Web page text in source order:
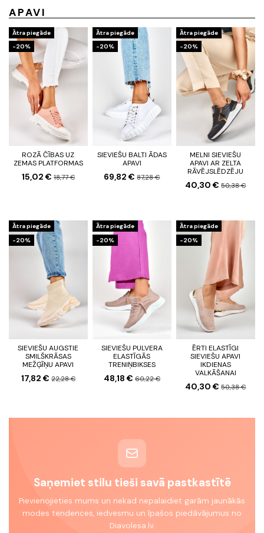
APAVI
Ātra piegāde
-20%
ROZĀ ČĪBAS UZ
ZEMAS PLATFORMAS
15,02 € 18,77 €
Ātra piegāde
-20%
SIEVIEŠU BALTI ĀDAS
APAVI
69,82 €87,28 €
Ātra piegāde
-20%
MELNI SIEVIEŠU
APAVI AR ZELTA
RĀVĒJSLĒDZĒJU
40,30 €50,38 €
Ātra piegāde
-20%
SIEVIEŠU AUGSTIE
SMILŠKRĀSAS
MEŽĢĪŅU APAVI
17,82 € 22,28 €
Ātra piegāde
-20%
SIEVIEŠU PULVERA
ELASTĪGĀS
TRENIŅBIKSES
48,18 € 60,22 €
Ātra piegāde
-20%
ĒRTI ELASTĪGI
SIEVIEŠU APAVI
IKDIENAS
VALKĀŠANAI
40,30 €50,38 €
Saņemiet stilu tieši savā pastkastītē
Pievienojieties mums un nekad nepalaidiet garām jaunākās
modes tendences, iedvesmu un īpašos piedāvājumus no
Diavolesa.lv.